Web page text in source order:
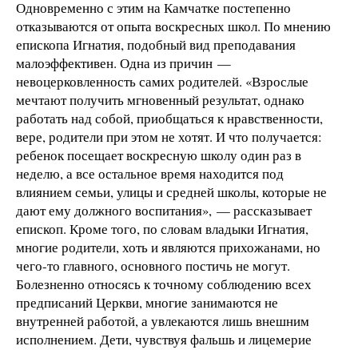
Одновременно с этим на Камчатке постепенно
отказываются от опыта воскресных школ. По мнению
епископа Игнатия, подобный вид преподавания
малоэффективен. Одна из причин —
невоцерковленность самих родителей. «Взрослые
мечтают получить мгновенный результат, однако
работать над собой, приобщаться к нравственности,
вере, родители при этом не хотят. И что получается:
ребенок посещает воскресную школу один раз в
неделю, а все остальное время находится под
влиянием семьи, улицы и средней школы, которые не
дают ему должного воспитания», — рассказывает
епископ. Кроме того, по словам владыки Игнатия,
многие родители, хоть и являются прихожанами, но
чего-то главного, основного постичь не могут.
Болезненно относясь к точному соблюдению всех
предписаний Церкви, многие занимаются не
внутренней работой, а увлекаются лишь внешним
исполнением. Дети, чувствуя фальшь и лицемерие